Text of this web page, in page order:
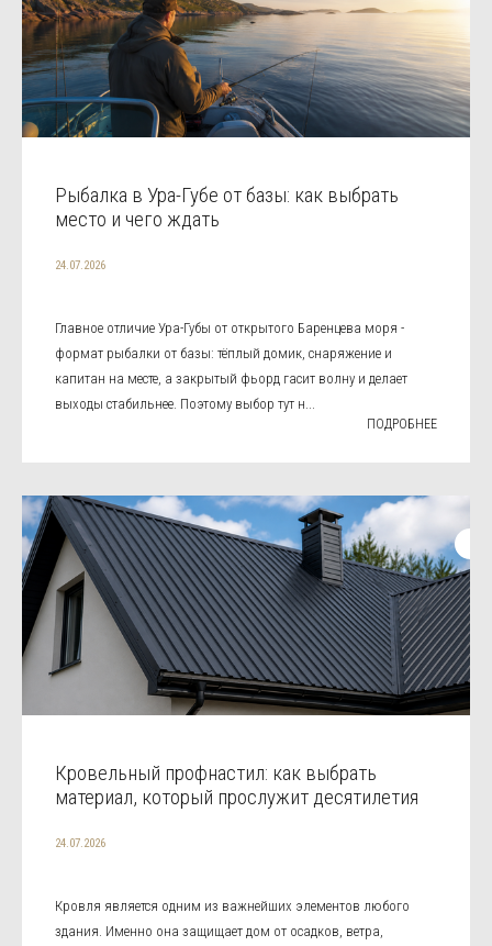
Рыбалка в Ура-Губе от базы: как выбрать
место и чего ждать
24.07.2026
Главное отличие Ура-Губы от открытого Баренцева моря -
формат рыбалки от базы: тёплый домик, снаряжение и
капитан на месте, а закрытый фьорд гасит волну и делает
выходы стабильнее. Поэтому выбор тут н...
ПОДРОБНЕЕ
Кровельный профнастил: как выбрать
материал, который прослужит десятилетия
24.07.2026
Кровля является одним из важнейших элементов любого
здания. Именно она защищает дом от осадков, ветра,